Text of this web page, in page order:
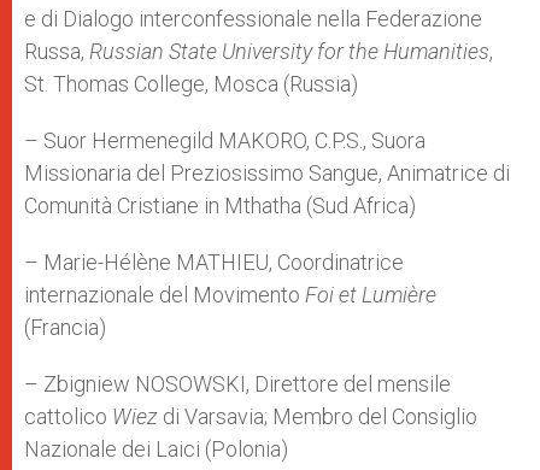
e di Dialogo interconfessionale nella Federazione
Russa, Russian State University for the Humanities,
St. Thomas College, Mosca (Russia)
– Suor Hermenegild MAKORO, C.P.S., Suora
Missionaria del Preziosissimo Sangue, Animatrice di
Comunità Cristiane in Mthatha (Sud Africa)
– Marie-Hélène MATHIEU, Coordinatrice
internazionale del Movimento Foi et Lumière
(Francia)
– Zbigniew NOSOWSKI, Direttore del mensile
cattolico Wiez di Varsavia; Membro del Consiglio
Nazionale dei Laici (Polonia)